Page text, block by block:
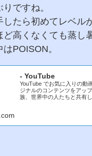
ですね。
したら初めてレベル
ど高くなくても蒸し
POISON。
- YouTube
YouTube でお気に入りの動
ジナルのコンテンツをアッ
族、世界中の人たちと共有し